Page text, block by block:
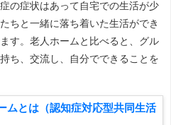
の症状はあって自宅での生活が少
ちと一緒に落ち着いた生活ができ
す。老人ホームと比べると、グル
ち、交流し、自分でできることを
ムとは（認知症対応型共同生活